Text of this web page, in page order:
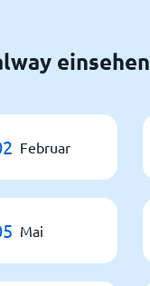
einsehen
Februar
Mai